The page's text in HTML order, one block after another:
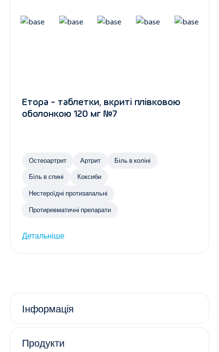
Етора - таблетки, вкриті плівковою
оболонкою 120 мг №7
Остеоартрит Артрит Біль в коліні
Біль в спині Коксиби
Нестероїдні протизапальні
Протиревматичні препарати
Детальніше
Інформація
Продукти